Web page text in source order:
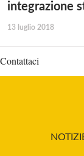
integrazione
13 luglio 2018
Contattaci